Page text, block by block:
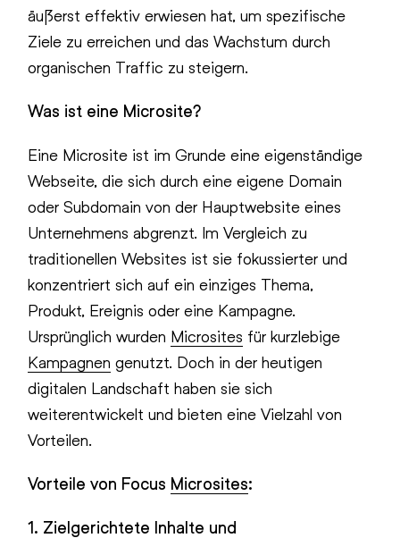
äußerst effektiv erwiesen hat, um spezifische
Ziele zu erreichen und das Wachstum durch
organischen Traffic zu steigern.
Was ist eine Microsite?
Eine Microsite ist im Grunde eine eigenständige
Webseite, die sich durch eine eigene Domain
oder Subdomain von der Hauptwebsite eines
Unternehmens abgrenzt. Im Vergleich zu
traditionellen Websites ist sie fokussierter und
konzentriert sich auf ein einziges Thema,
Produkt, Ereignis oder eine Kampagne.
Ursprünglich wurden Microsites für kurzlebige
Kampagnen genutzt. Doch in der heutigen
digitalen Landschaft haben sie sich
weiterentwickelt und bieten eine Vielzahl von
Vorteilen.
Vorteile von Focus Microsites:
1. Zielgerichtete Inhalte und